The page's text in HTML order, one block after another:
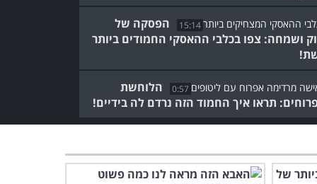
15:14
הפסקה של
ושמחה: צפו בכלבי ההאסקי החמודים ביותר
0:57
הלוחשת
תראו איך החמוד הזה נרדם לה בידיים!
3:09
ותבדקו האם היא תעשה את
זה...